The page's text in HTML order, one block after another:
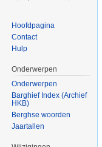
Hoofdpagina
Contact
Hulp
Onderwerpen
Onderwerpen
Barghief Index (Archief
HKB)
Berghse woorden
Jaartallen